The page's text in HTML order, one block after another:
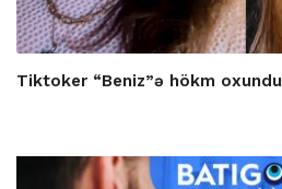
Tiktoker “Beniz”ə hökm oxundu